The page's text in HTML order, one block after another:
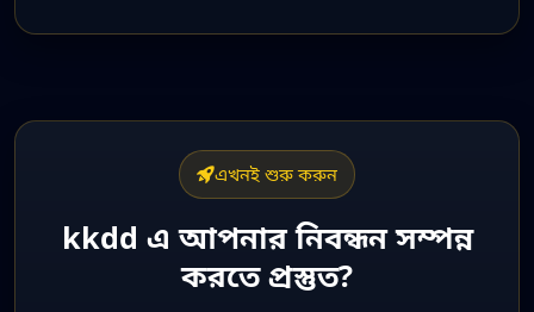
এখনই শুরু করুন
kkdd এ আপনার নিবন্ধন সম্পন্ন
করতে প্রস্তুত?